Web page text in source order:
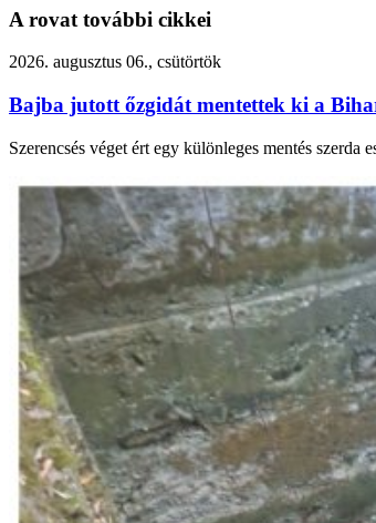
A rovat további cikkei
2026. augusztus 06., csütörtök
Bajba jutott őzgidát mentettek ki a
Szerencsés véget ért egy különleges mentés